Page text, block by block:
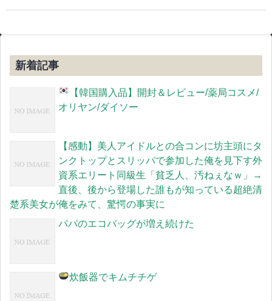
新着記事
【韓国購入品 】開封＆レビュー/薬局コスメ/
オリヤン/ダイソー
【感動】美人アイドルとの合コンに坊主頭にタ
ンクトップとスリッパで参加した俺を見下す外
資系エリート同級生「貧乏人、汚ねぇなｗ」→
直後、後から登場した誰もが知っている超絶清
楚系美女が俺をみて、驚愕の事実に
パパのエコバッグが増え続けた
炊飯器でキムチチゲ